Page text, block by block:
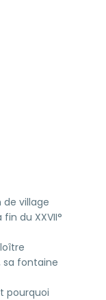
de village
du XXVII°
sa fontaine
pourquoi